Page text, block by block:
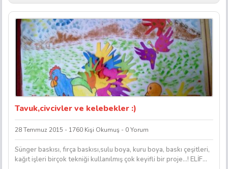
Tavuk,civcivler ve kelebekler :)
28 Temmuz 2015 - 1760 Kişi Okumuş - 0 Yorum
Sünger baskısı, fırça baskısı,sulu boya, kuru boya, baskı çeşitleri,
kağıt işleri birçok tekniği kullanılmış çok keyifli bir proje…! ELİF...